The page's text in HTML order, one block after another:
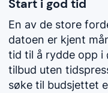
Start i god tid
En av de store
datoen er kjent
tid til å rydde opp i
tilbud uten
søke til budsjettet